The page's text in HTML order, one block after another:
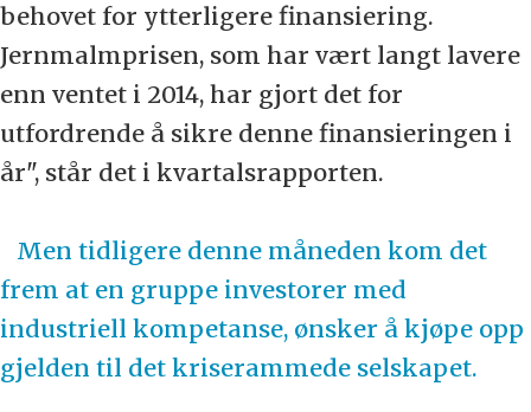
behovet for ytterligere finansiering.
Jernmalmprisen, som har vært langt lavere
enn ventet i 2014, har gjort det for
utfordrende å sikre denne finansieringen i
år", står det i kvartalsrapporten.
Men tidligere denne måneden kom det
frem at en gruppe investorer med
industriell kompetanse, ønsker å kjøpe opp
gjelden til det kriserammede selskapet.